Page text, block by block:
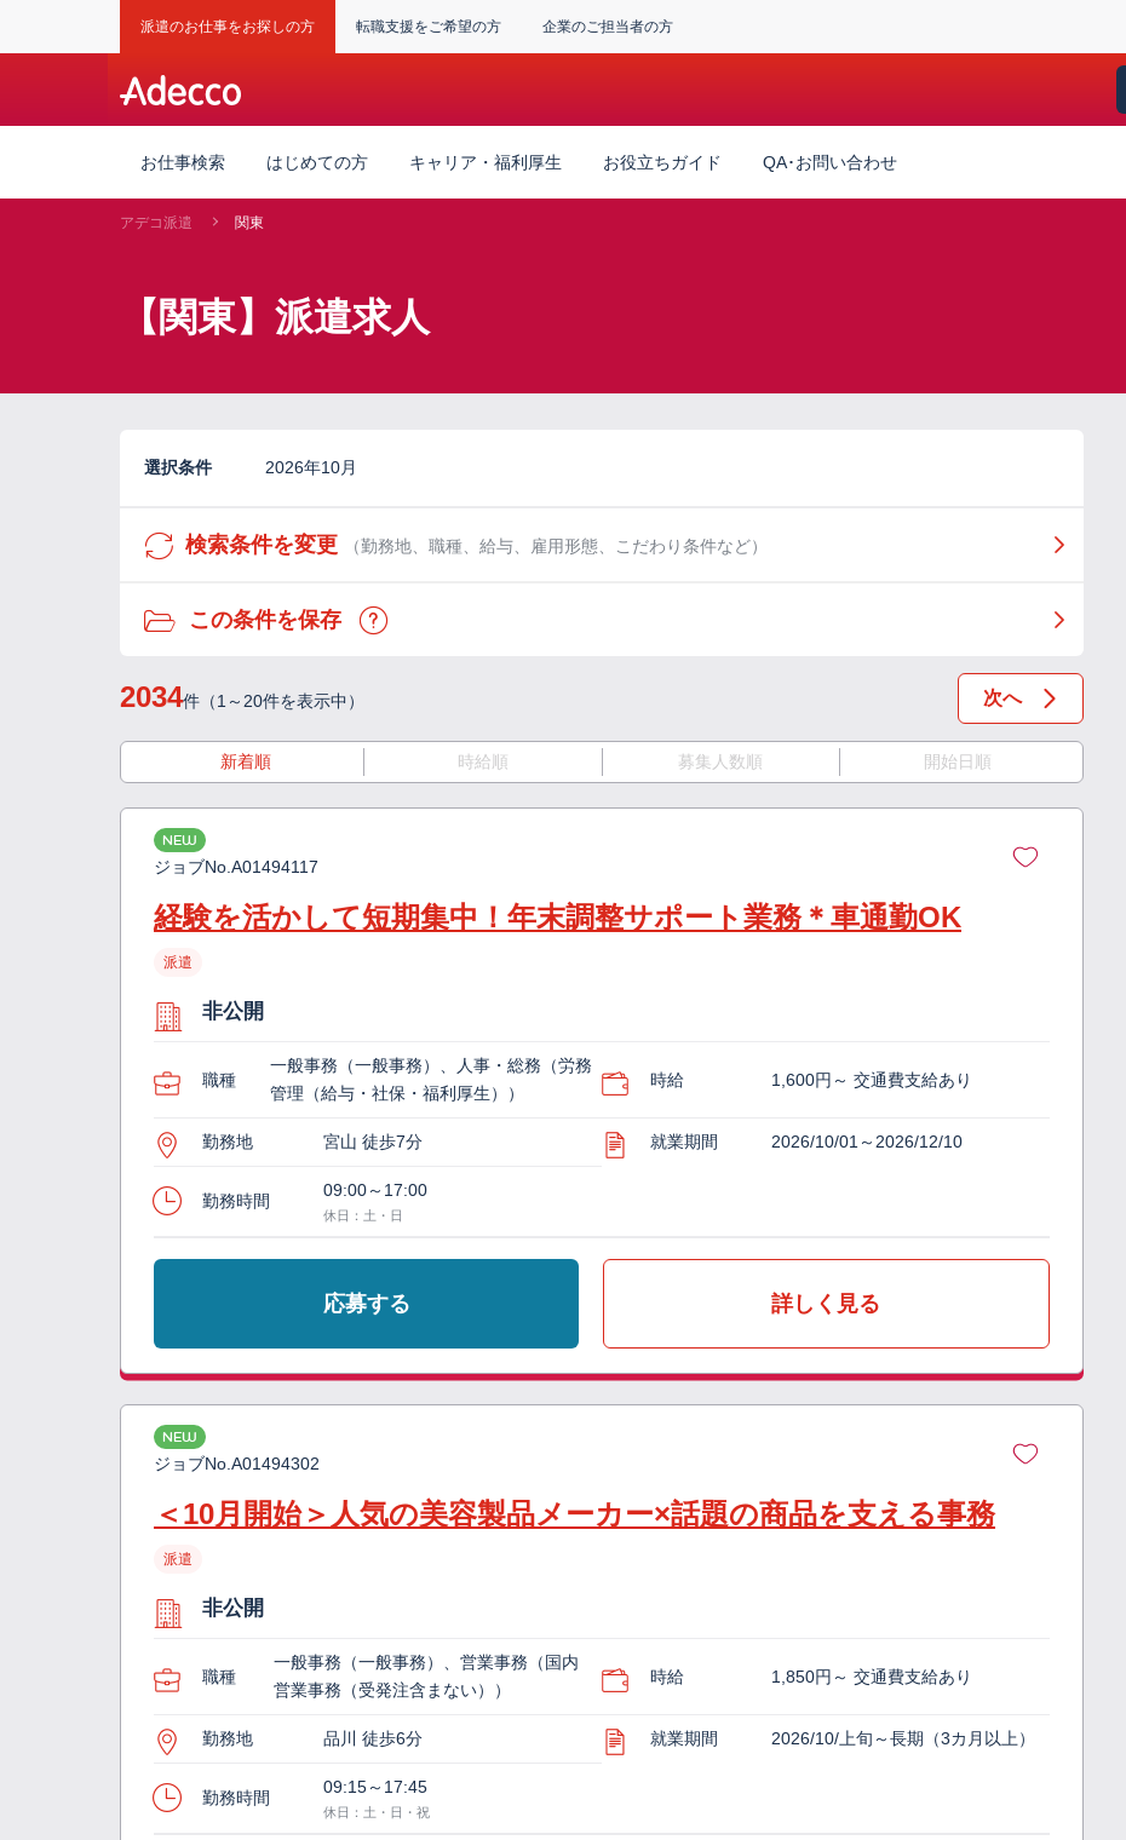
派遣のお仕事をお探しの方 転職支援をご希望の方 企業のご担当者の方
お仕事検索 はじめての方 キャリア・福利厚生 お役立ちガイド QA･お問い合わせ
アデコ派遣 関東
【関東】派遣求人
選択条件 2026年10月
検索条件を変更 （勤務地、職種、給与、雇用形態、こだわり条件など）
この条件を保存
2034件（1～20件を表示中） 次へ
新着順 時給順 募集人数順 開始日順
NEW
ジョブNo. A01494117
経験を活かして短期集中！年末調整サポート業務＊車通勤OK
派遣
非公開
職種
一般事務（一般事務）、人事・総務（労務
管理（給与・社保・福利厚生））
時給 1,600円～ 交通費支給あり
勤務地 宮山 徒歩7分 就業期間 2026/10/01～2026/12/10
勤務時間
09:00～17:00
休日：土・日
応募する 詳しく見る
NEW
ジョブNo. A01494302
＜10月開始＞人気の美容製品メーカー×話題の商品を支える事務
派遣
非公開
職種
一般事務（一般事務）、営業事務（国内
営業事務（受発注含まない））
時給 1,850円～ 交通費支給あり
勤務地 品川 徒歩6分 就業期間 2026/10/上旬～長期（3カ月以上）
勤務時間
09:15～17:45
休日：土・日・祝